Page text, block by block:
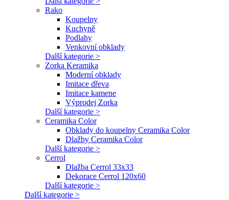
Rako
Koupelny
Kuchyně
Podlahy
Venkovní obklady
Další kategorie >
Zorka Keramika
Moderní obklady
Imitace dřeva
Imitace kamene
Výprodej Zorka
Další kategorie >
Ceramika Color
Obklady do koupelny Ceramika Color
Dlažby Ceramika Color
Další kategorie >
Cerrol
Dlažba Cerrol 33x33
Dekorace Cerrol 120x60
Další kategorie >
Další kategorie >